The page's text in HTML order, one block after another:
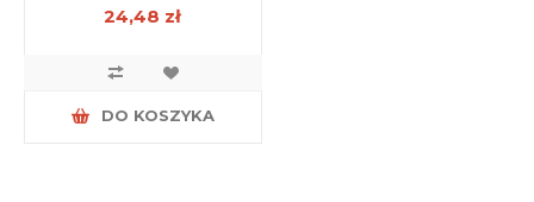
24,48 zł
DO KOSZYKA